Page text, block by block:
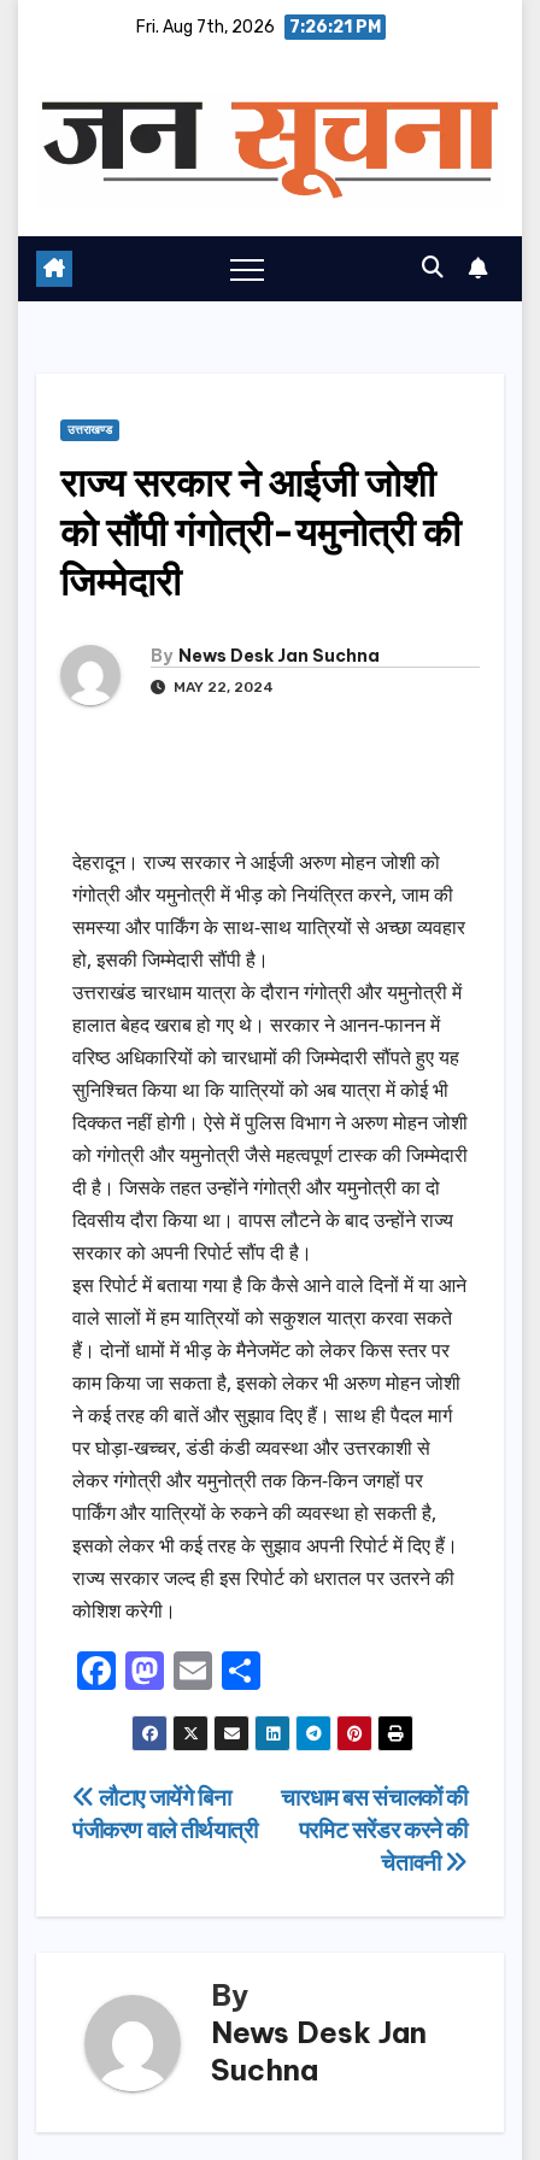
Fri. Aug 7th, 2026 7:26:22 PM
उत्तराखण्ड
राज्य सरकार ने आईजी जोशी
को सौंपी गंगोत्री-यमुनोत्री की
जिम्मेदारी
By News Desk Jan Suchna
MAY 22, 2024
देहरादून। राज्य सरकार ने आईजी अरुण मोहन जोशी को
गंगोत्री और यमुनोत्री में भीड़ को नियंत्रित करने, जाम की
समस्या और पार्किंग के साथ-साथ यात्रियों से अच्छा व्यवहार
हो, इसकी जिम्मेदारी सौंपी है।
उत्तराखंड चारधाम यात्रा के दौरान गंगोत्री और यमुनोत्री में
हालात बेहद खराब हो गए थे। सरकार ने आनन-फानन में
वरिष्ठ अधिकारियों को चारधामों की जिम्मेदारी सौंपते हुए यह
सुनिश्चित किया था कि यात्रियों को अब यात्रा में कोई भी
दिक्कत नहीं होगी। ऐसे में पुलिस विभाग ने अरुण मोहन जोशी
को गंगोत्री और यमुनोत्री जैसे महत्वपूर्ण टास्क की जिम्मेदारी
दी है। जिसके तहत उन्होंने गंगोत्री और यमुनोत्री का दो
दिवसीय दौरा किया था। वापस लौटने के बाद उन्होंने राज्य
सरकार को अपनी रिपोर्ट सौंप दी है।
इस रिपोर्ट में बताया गया है कि कैसे आने वाले दिनों में या आने
वाले सालों में हम यात्रियों को सकुशल यात्रा करवा सकते
हैं। दोनों धामों में भीड़ के मैनेजमेंट को लेकर किस स्तर पर
काम किया जा सकता है, इसको लेकर भी अरुण मोहन जोशी
ने कई तरह की बातें और सुझाव दिए हैं। साथ ही पैदल मार्ग
पर घोड़ा-खच्चर, डंडी कंडी व्यवस्था और उत्तरकाशी से
लेकर गंगोत्री और यमुनोत्री तक किन-किन जगहों पर
पार्किंग और यात्रियों के रुकने की व्यवस्था हो सकती है,
इसको लेकर भी कई तरह के सुझाव अपनी रिपोर्ट में दिए हैं।
राज्य सरकार जल्द ही इस रिपोर्ट को धरातल पर उतरने की
कोशिश करेगी।
F
a
c
e
b
M
a
st
o
d
E
m
ail
h
ar
e
Post
navigation
चारधाम बस संचालकों की
परमिट सरेंडर करने की
चेतावनी
लौटाए जायेंगे बिना
पंजीकरण वाले तीर्थयात्री
By
News Desk Jan
Suchna